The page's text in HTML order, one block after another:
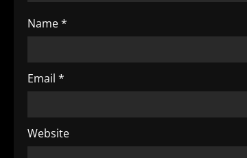
n
g
Name*
Email *
Website